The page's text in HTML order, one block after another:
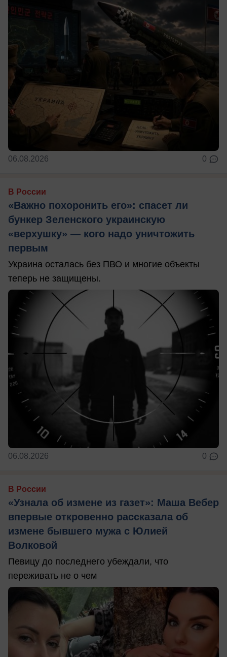
06.08.2026 0
В России
«Важно похоронить его»: спасет ли
бункер Зеленского украинскую
«верхушку» — кого надо уничтожить
первым
Украина осталась без ПВО и многие объекты
теперь не защищены.
06.08.2026 0
В России
«Узнала об измене из газет»: Маша Вебер
впервые откровенно рассказала об
измене бывшего мужа с Юлией
Волковой
Певицу до последнего убеждали, что
переживать не о чем